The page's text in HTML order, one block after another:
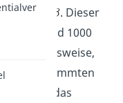
. Dieser
4 und 1000
beispielsweise,
bestimmten
als Output das